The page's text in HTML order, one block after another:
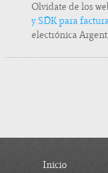
Olvidate de los
y SDK para
electrónica
Inicio